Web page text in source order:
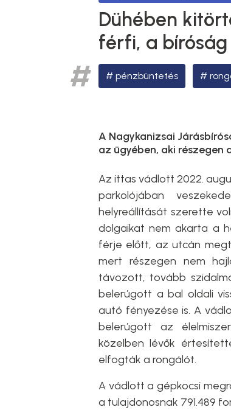
Dühében
férfi, a
pénzbüntetés
A Nagykanizsai
az ügyében, aki
Az ittas vádlott 2022.
parkolójában
helyreállítását szerette
dolgaikat nem akarta a
férje előtt, az utcán
mert részegen nem
távozott, tovább
belerúgott a bal oldali
autó fényezése is. A
belerúgott az
közelben lévők
elfogták a rongálót.
A vádlott a gépkocsi
a tulajdonosnak 791.489